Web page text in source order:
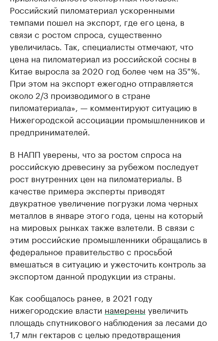
Российский пиломатериал ускоренными
темпами пошел на экспорт, где его цена, в
связи с ростом спроса, существенно
увеличилась. Так, специалисты отмечают, что
цена на пиломатериал из российской сосны в
Китае выросла за 2020 год более чем на 35 %.
При этом на экспорт ежегодно отправляется
около 2/3 производимого в стране
пиломатериала», — комментируют ситуацию в
Нижегородской ассоциации промышленников и
предпринимателей.
В НАПП уверены, что за ростом спроса на
российскую древесину за рубежом последует
рост внутренних цен на пиломатериалы. В
качестве примера эксперты приводят
двукратное увеличение погрузки лома черных
металлов в январе этого года, цены на который
на мировых рынках также взлетели. В связи с
этим российские промышленники обращались в
федеральное правительство с просьбой
вмешаться в ситуацию и ужесточить контроль за
экспортом данной продукции из страны.
Как сообщалось ранее, в 2021 году
нижегородские власти намерены увеличить
площадь спутникового наблюдения за лесами до
1,7 млн гектаров с целью предотвращения